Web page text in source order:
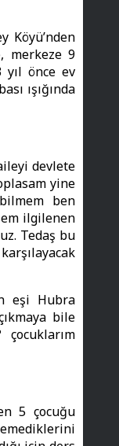
Köyü’nden
merkeze 9
yıl önce ev
ışığında
devlete
yine
ben
ilgilenen
Tedaş bu
eşi Hubra
bile
5 çocuğu